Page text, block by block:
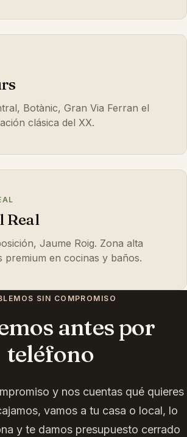
Botànic, Gran Via Ferran el
clásica del XX.
Real
Jaume Roig. Zona alta
premium en cocinas y baños.
SIN COMPROMISO
antes por
teléfono
y nos cuentas qué quieres
vamos a tu casa o local, lo
y te damos presupuesto cerrado